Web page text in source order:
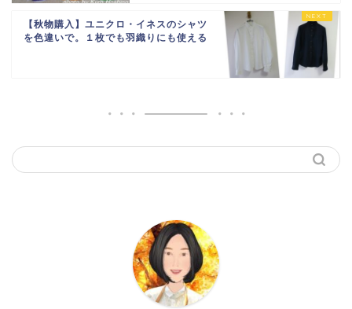
【秋物購入】ユニクロ・イネスのシャツ
を色違いで。１枚でも羽織りにも使える